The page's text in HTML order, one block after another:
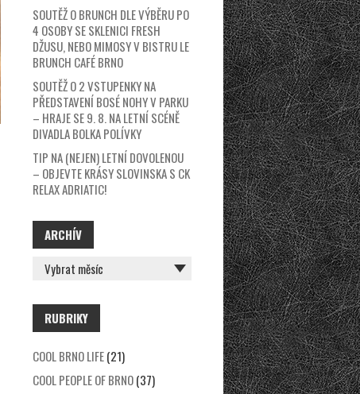
SOUTĚŽ O BRUNCH DLE VÝBĚRU PO
4 OSOBY SE SKLENICI FRESH
DŽUSU, NEBO MIMOSY V BISTRU LE
BRUNCH CAFÉ BRNO
SOUTĚŽ O 2 VSTUPENKY NA
PŘEDSTAVENÍ BOSÉ NOHY V PARKU
– HRAJE SE 9. 8. NA LETNÍ SCÉNĚ
DIVADLA BOLKA POLÍVKY
TIP NA (NEJEN) LETNÍ DOVOLENOU
– OBJEVTE KRÁSY SLOVINSKA S CK
RELAX ADRIATIC!
ARCHÍV
ARCHÍV
RUBRIKY
COOL BRNO LIFE(21)
COOL PEOPLE OF BRNO(37)